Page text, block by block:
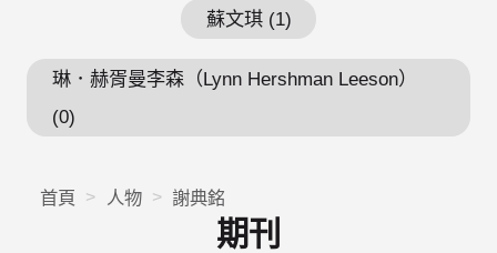
蘇文琪 (1)
琳．赫胥曼李森（Lynn Hershman Leeson）
(0)
首頁 人物 謝典銘
期刊